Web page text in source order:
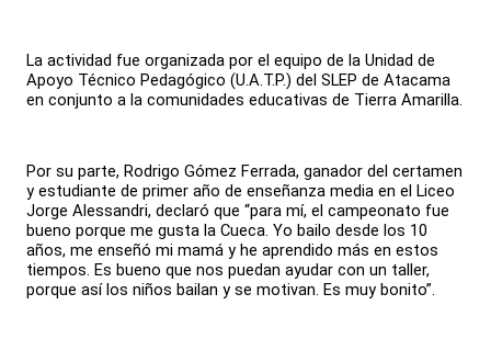
La actividad fue organizada por el equipo de la Unidad de
Apoyo Técnico Pedagógico (U.A.T.P.) del SLEP de Atacama
en conjunto a la comunidades educativas de Tierra Amarilla.
Por su parte, Rodrigo Gómez Ferrada, ganador del certamen
y estudiante de primer año de enseñanza media en el Liceo
Jorge Alessandri, declaró que “para mí, el campeonato fue
bueno porque me gusta la Cueca. Yo bailo desde los 10
años, me enseñó mi mamá y he aprendido más en estos
tiempos. Es bueno que nos puedan ayudar con un taller,
porque así los niños bailan y se motivan. Es muy bonito”.